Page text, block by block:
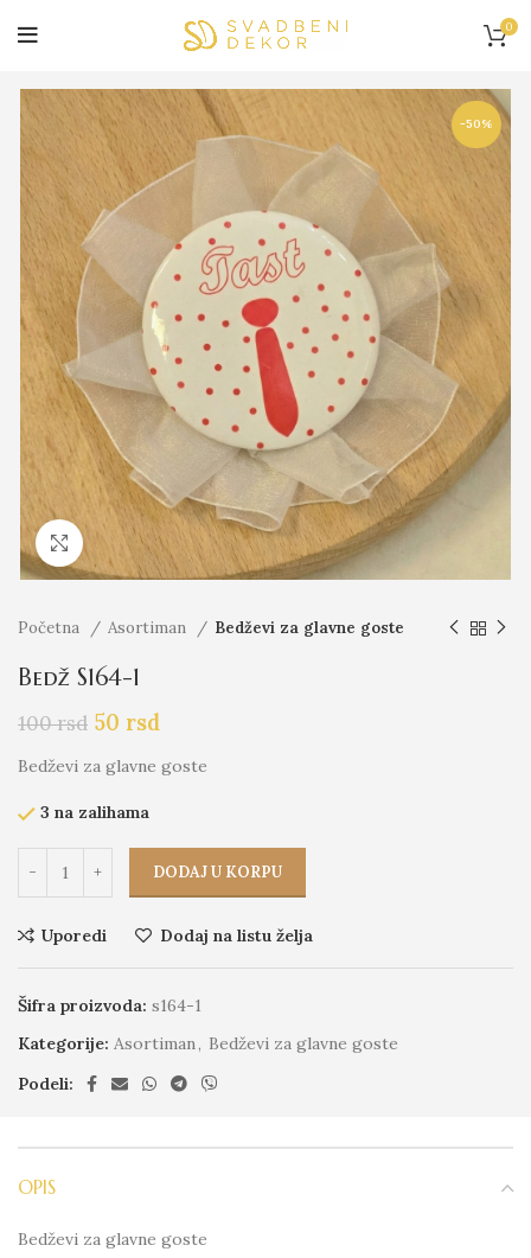
0
-50%
Click to enlarge
Početna Asortiman Bedževi za glavne goste
Bedž S164-1
100rsd 50 rsd
Bedževi za glavne goste
3 na zalihama
DODAJ U KORPU
Uporedi Dodaj na listu želja
Šifra proizvoda: s164-1
Kategorije: Asortiman , Bedževi za glavne goste
Podeli:
OPIS
Bedževi za glavne goste